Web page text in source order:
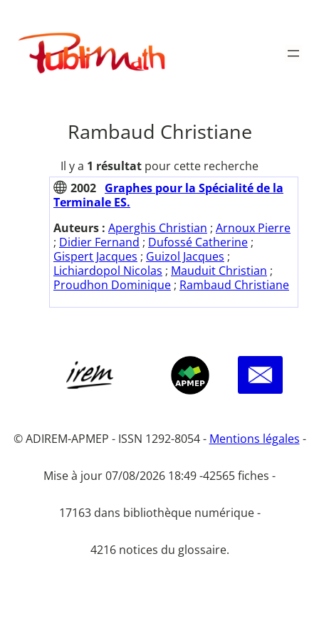
contenu
Publimath
Rambaud Christiane
Il y a 1 résultat pour cette recherche
2002 Graphes pour la Spécialité de la
Terminale ES.
Auteurs : Aperghis Christian ; Arnoux Pierre
; Didier Fernand ; Dufossé Catherine ;
Gispert Jacques ; Guizol Jacques ;
Lichiardopol Nicolas ; Mauduit Christian ;
Proudhon Dominique ; Rambaud Christiane
© ADIREM-APMEP - ISSN 1292-8054 - Mentions légales -
Mise à jour 07/08/2026 18:49 -42565 fiches -
17163 dans bibliothèque numérique -
4216 notices du glossaire.